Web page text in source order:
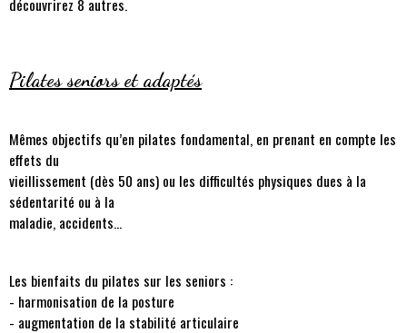
découvrirez 8 autres.
Pilates seniors et adaptés
Mêmes objectifs qu’en pilates fondamental, en prenant en compte les
effets du
vieillissement (dès 50 ans) ou les difficultés physiques dues à la
sédentarité ou à la
maladie, accidents…
Les bienfaits du pilates sur les seniors :
- harmonisation de la posture
- augmentation de la stabilité articulaire